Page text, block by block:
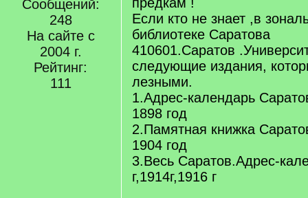
Сообщений:
248
На сайте с
2004 г.
Рейтинг:
111
Если кто не знает ,в
библиотеке Саратова
410601.Саратов
следующие издания,
лезными.
1.Адрес-календарь
1898 год
2.Памятная книжка
1904 год
3.Весь Саратов.Адрес-
г,1914г,1916 г